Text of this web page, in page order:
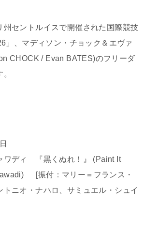
州セントルイスで開催された国際競技
」、マディソン・チョック＆エヴァ
CHOCK / Evan BATES)のフリーダ
ワディ 『黒くぬれ！』 (Paint It
[振付：マリー＝フランス・
トニオ・ナハロ、サミュエル・シュイ